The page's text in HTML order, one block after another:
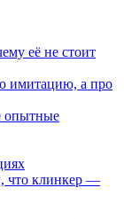
её не стоит
имитацию, а про
опытные
что клинкер —